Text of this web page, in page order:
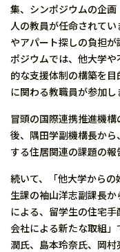
集、シンポジウムの企
人の教員が任命されて
やアパート探しの負担
ポジウムでは、他大学
的な支援体制の構築を
に関わる教職員が参加し
冒頭の国際連携推進機
後、隅田学副機構長か
する住居関連の課題の報
続いて、「他大学から
生課の袖山洋志副課長
による、留学生の住宅
会社による新たな取組
潤氏、島本玲奈氏、岡